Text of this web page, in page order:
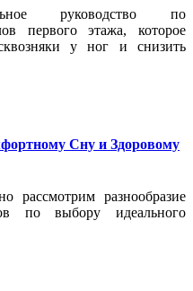
руководство по
первого этажа, которое
у ног и снизить
Сну и Здоровому
рассмотрим разнообразие
по выбору идеального